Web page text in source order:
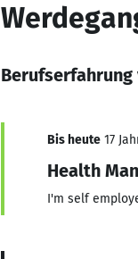
Berufserfahrung
Bis heute 17
Health
I'm self